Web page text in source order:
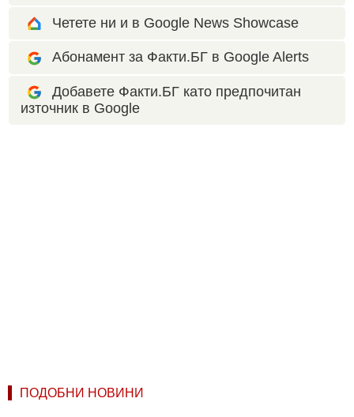
Четете ни и в Google News Showcase
Абонамент за Факти.БГ в Google Alerts
Добавете Факти.БГ като предпочитан
източник в Google
ПОДОБНИ НОВИНИ